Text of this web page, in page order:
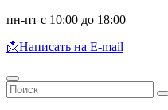
пн-пт с 10:00 до 18:00
📩Написать на E-mail